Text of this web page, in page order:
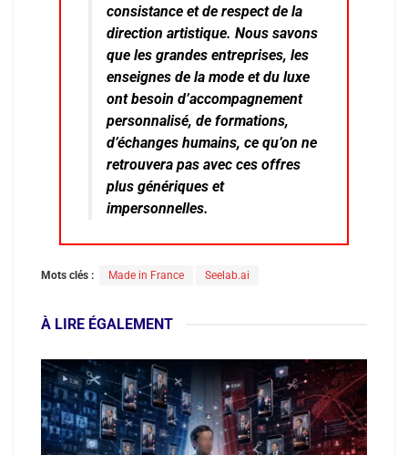
consistance et de respect de la
direction artistique. Nous savons
que les grandes entreprises, les
enseignes de la mode et du luxe
ont besoin d’accompagnement
personnalisé, de formations,
d’échanges humains, ce qu’on ne
retrouvera pas avec ces offres
plus génériques et
impersonnelles.
Mots clés : Made in France Seelab.ai
À LIRE ÉGALEMENT